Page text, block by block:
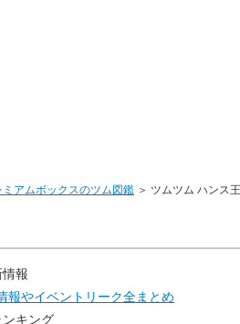
ミアムボックスのツム図鑑 ＞ ツムツム ハンス
報
報やイベントリーク全まとめ
キング